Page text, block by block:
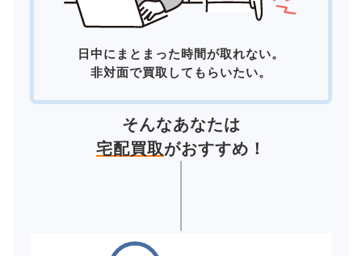
日中にまとまった時間が取れない。
非対面で買取してもらいたい。
そんなあなたは
宅配買取がおすすめ！